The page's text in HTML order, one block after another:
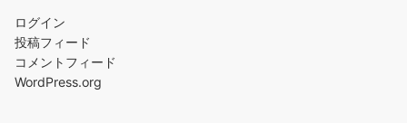
ログイン
投稿フィード
コメントフィード
WordPress.org